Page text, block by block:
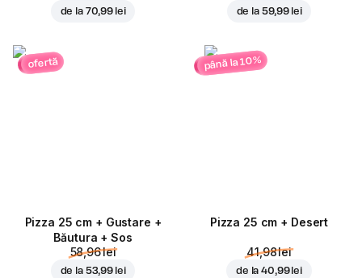
de la 70,99 lei de la 59,99 lei
ofertă
Pizza 25 cm + Gustare +
Băutura + Sos
58,96 lei
de la 53,99 lei
până la 10%
Pizza 25 cm + Desert
41,98 lei
de la40,99 lei